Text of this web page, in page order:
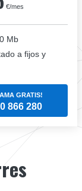
€/mes
Mb
a fijos y
GRATIS!
866 280